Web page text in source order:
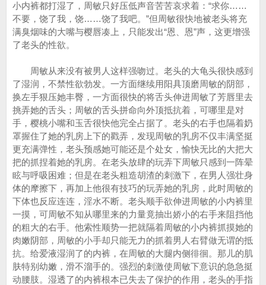
小内裤都打湿了，周敏只好压低声音苦苦哀求着：“求你……
不要，饶了我，饶……饶了我吧。”但周敏很快地被老头将充
满臭烟味的大嘴与樱唇凑上，只能发出“恩、恩”声，这更增强
了老头的性欲。
周敏从来没有被男人这样强吻过。老头的大龟头很快感到
了湿润，不禁性欲勃发。一方面继续用阳具顶磨周敏的阴部，
换左手狠压她丰臀，一方面很快的将舌头伸进周敏了芳唇里去
挑弄她的舌头；周敏的舌头拼命向外顶抵抗着，可哪里是对
手，樱桃小嘴和玉舌很快他完全占据了。老头的右手也隔着奶
罩握住了她的乳房上下的戳弄，发现周敏的乳房不仅丰满坚挺
更充满弹性，老头预感她可能还是个处女，愉快无比的大把大
把的抓捏着她的乳房。在老头放肆的玩弄下周敏只感到一阵晕
眩与呼吸困难；但是在老头粗造胡渣的刺激下，在男人强壮身
体的摩擦下，再加上他很有技巧的玩弄她的乳房，此时周敏的
下体也反应连连，淫水不断。老头顺手欲伸进周敏的小内裤里
一摸，可周敏不知从哪里来的力量竟抽出娇小的右手来阻挡他
的粗大的右手。他索性顺势一把就隔着周敏的小内裤抓摸她的
肉嫩阴部，周敏的小手却只能无力的抓着男人右臂做无谓的抵
抗。给爱液湿润了的内裤，在周敏的大腿内侧徘徊。那儿的肌
肤特别幼嫩，滑不溜手的。强烈的刺激使周敏下意识的急急挺
动腰肢。湿透了的内裤根本已失去了保护的作用，老头的手指